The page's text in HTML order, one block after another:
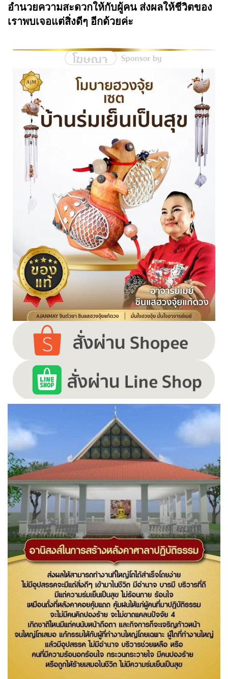
อำนวยความสะดวกให้กับผู้คน ส่งผลให้ชีวิตของ
เราพบเจอแต่สิ่งดีๆ อีกด้วยค่ะ